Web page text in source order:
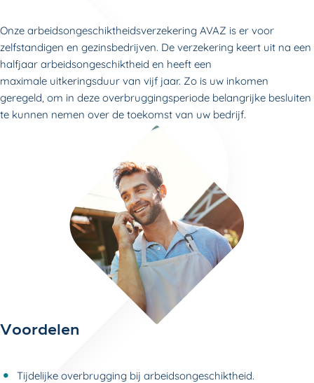
Onze arbeidsongeschiktheidsverzekering AVAZ is er voor
zelfstandigen en gezinsbedrijven. De verzekering keert uit na een
halfjaar arbeidsongeschiktheid en heeft een
maximale uitkeringsduur van vijf jaar. Zo is uw inkomen
geregeld, om in deze overbruggingsperiode belangrijke besluiten
te kunnen nemen over de toekomst van uw bedrijf.
Voordelen
Tijdelijke overbrugging bij arbeidsongeschiktheid.